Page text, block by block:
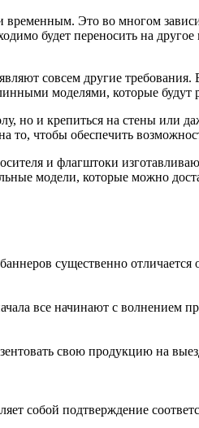
временным. Это во многом
будет переносить на
совсем другие
моделями, которые будут
но и крепиться на стены или
то, чтобы обеспечить
и флагштоки
модели, которые можно
существенно
все начинают с волнением
свою продукцию на
собой подтверждение